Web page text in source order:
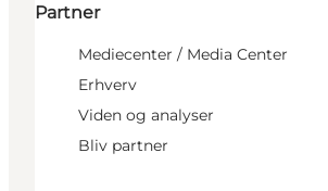
Partner
Mediecenter / Media Center
Erhverv
Viden og analyser
Bliv partner